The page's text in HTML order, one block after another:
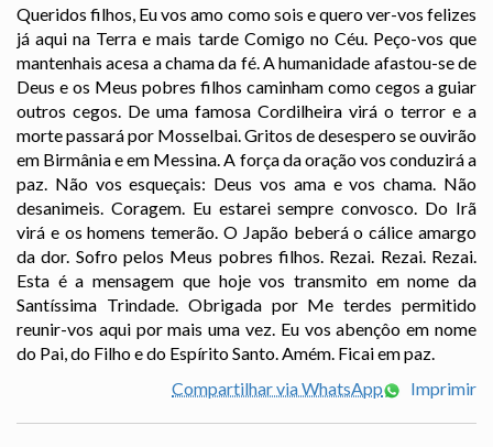
Queridos filhos, Eu vos amo como sois e quero ver-vos felizes
já aqui na Terra e mais tarde Comigo no Céu. Peço-vos que
mantenhais acesa a chama da fé. A humanidade afastou-se de
Deus e os Meus pobres filhos caminham como cegos a guiar
outros cegos. De uma famosa Cordilheira virá o terror e a
morte passará por Mosselbai. Gritos de desespero se ouvirão
em Birmânia e em Messina. A força da oração vos conduzirá a
paz. Não vos esqueçais: Deus vos ama e vos chama. Não
desanimeis. Coragem. Eu estarei sempre convosco. Do Irã
virá e os homens temerão. O Japão beberá o cálice amargo
da dor. Sofro pelos Meus pobres filhos. Rezai. Rezai. Rezai.
Esta é a mensagem que hoje vos transmito em nome da
Santíssima Trindade. Obrigada por Me terdes permitido
reunir-vos aqui por mais uma vez. Eu vos abençôo em nome
do Pai, do Filho e do Espírito Santo. Amém. Ficai em paz.
Compartilhar via WhatsApp
Imprimir